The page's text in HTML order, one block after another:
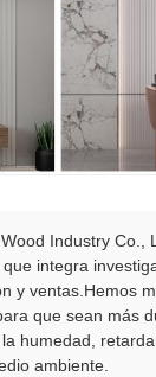
Industry Co.,
integra
y ventas.Hemos
que sean más
humedad,
ambiente.